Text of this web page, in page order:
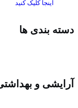
اینجا کلیک کنید
دسته بندی ها
آرایشی و